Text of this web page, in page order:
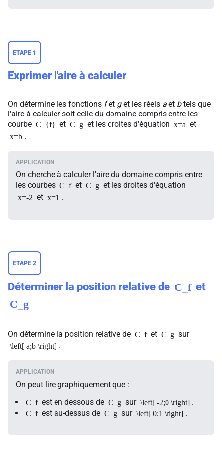
ETAPE 1
Exprimer l'aire à calculer
On détermine les fonctions fet get les réels a et btels que
l'aire à calculer soit celle du domaine compris entre les
courbe C_{f} et C_g et les droites d'équation x=a et
x=b .
On cherche à calculer l'aire du domaine compris entre
les courbes C_f et C_g et les droites d'équation
x=-2 et x=1 .
ETAPE 2
Déterminer la position relative de C_f et
C_g
On détermine la position relative de C_f et C_g sur
\left[ a;b \right] .
On peut lire graphiquement que :
C_f est en dessous de C_g sur \left[ -2;0 \right] .
C_f est au-dessus de C_g sur \left[ 0;1 \right] .